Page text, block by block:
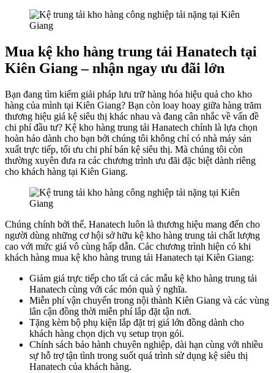
Mua kệ kho hàng trung tải Hanatech tại
Kiên Giang – nhận ngay ưu đãi lớn
Bạn đang tìm kiếm giải pháp lưu trữ hàng hóa hiệu quả cho kho
hàng của mình tại Kiên Giang? Bạn còn loay hoay giữa hàng trăm
thương hiệu giá kệ siêu thị khác nhau và đang cân nhắc về vấn đề
chi phí đầu tư? Kệ kho hàng trung tải Hanatech chính là lựa chọn
hoàn hảo dành cho bạn bởi chúng tôi không chỉ có nhà máy sản
xuất trực tiếp, tối ưu chi phí bán kệ siêu thị. Mà chúng tôi còn
thường xuyên đưa ra các chương trình ưu đãi đặc biệt dành riêng
cho khách hàng tại Kiên Giang.
Chúng chính bởi thế, Hanatech luôn là thương hiệu mang đến cho
người dùng những cơ hội sở hữu kệ kho hàng trung tải chất lượng
cao với mức giá vô cùng hấp dẫn. Các chương trình hiện có khi
khách hàng mua kệ kho hàng trung tải Hanatech tại Kiên Giang:
Giảm giá trực tiếp cho tất cả các mẫu kệ kho hàng trung tải
Hanatech cùng với các món quà ý nghĩa.
Miễn phí vận chuyển trong nội thành Kiên Giang và các vùng
lân cận đồng thời miễn phí lắp đặt tận nơi.
Tặng kèm bộ phụ kiện lắp đặt trị giá lớn đồng dành cho
khách hàng chọn dịch vụ setup trọn gói.
Chính sách bảo hành chuyên nghiệp, dài hạn cùng với nhiều
sự hỗ trợ tận tình trong suốt quá trình sử dụng kệ siêu thị
Hanatech của khách hàng.